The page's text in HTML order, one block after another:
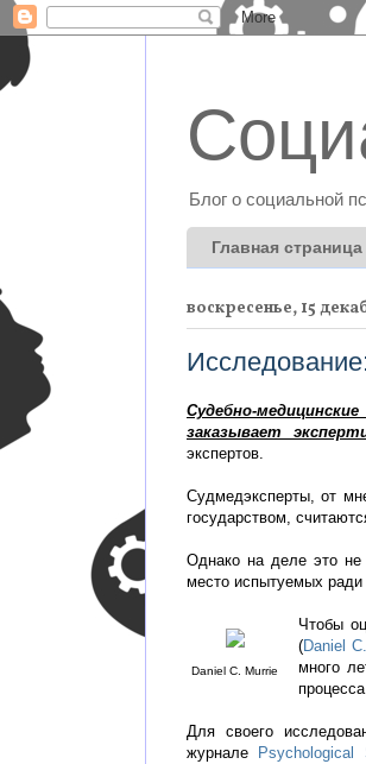
Блог о социальной
Главная страница
воскресенье, 15
Судебно-
заказывает
экспертов.
Судмедэксперты, от
государством,
Однако на деле это не
место испытуемых
Daniel C. Murrie
Чтобы
(Daniel
много
Для своего
журнале
Psychological